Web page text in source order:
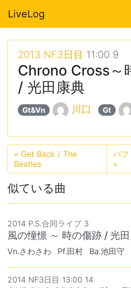
LiveLog
2013 NF3日目 11:00 9
Chrono Cross～
/ 光田康典
Gt&Vn 川口 Gt
« Get Back / The
Beatles
パフ
»
似ている曲
2014 P.S.合同ライブ 3
風の憧憬 ～ 時の傷跡 / 光
Vn.さわさわ Pf.田村 Ba.池田守
2014 NF3日目 13:00 14